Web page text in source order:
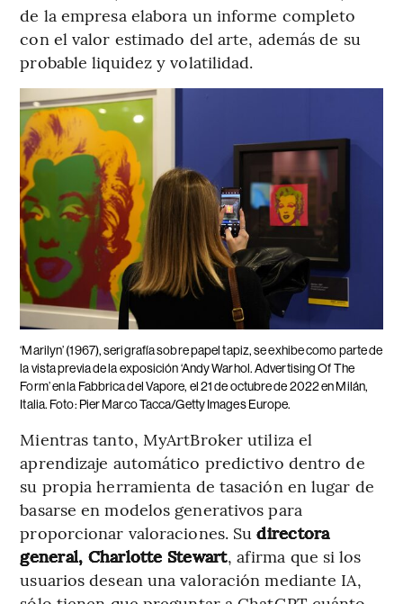
de la empresa elabora un informe completo
con el valor estimado del arte, además de su
probable liquidez y volatilidad.
‘Marilyn’ (1967), serigrafía sobre papel tapiz, se exhibe como parte de
la vista previa de la exposición ‘Andy Warhol. Advertising Of The
Form’ en la Fabbrica del Vapore, el 21 de octubre de 2022 en Milán,
Italia. Foto: Pier Marco Tacca/Getty Images Europe.
Mientras tanto, MyArtBroker utiliza el
aprendizaje automático predictivo dentro de
su propia herramienta de tasación en lugar de
basarse en modelos generativos para
proporcionar valoraciones. Sudirectora
general, Charlotte Stewart, afirma que si los
usuarios desean una valoración mediante IA,